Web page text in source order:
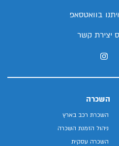
בוואטסאפ
יצירת קשר
השכרה
השכרת רכב בארץ
ניהול הזמנת השכרה
השכרה עסקית